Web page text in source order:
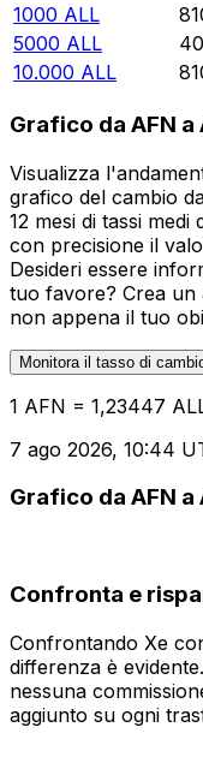
1000 ALL
5000 ALL
10.000 ALL
Grafico da AFN a
Visualizza
grafico del cambio
12 mesi di tassi
con precisione il
Desideri essere
tuo favore? Crea un
non appena il tuo
Monitora il tasso di
1 AFN = 1,23447
7 ago 2026, 10:44
Grafico da AFN a
Confronta e
Confrontando Xe
differenza è
nessuna
aggiunto su ogni